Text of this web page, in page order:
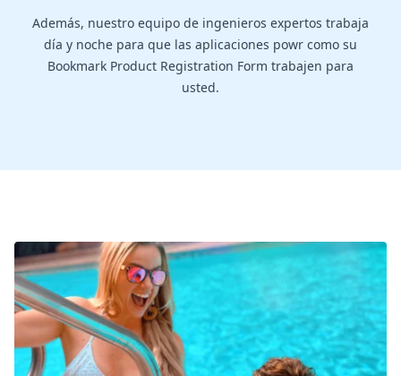
Además, nuestro equipo de ingenieros expertos trabaja
día y noche para que las aplicaciones powr como su
Bookmark Product Registration Form trabajen para
usted.